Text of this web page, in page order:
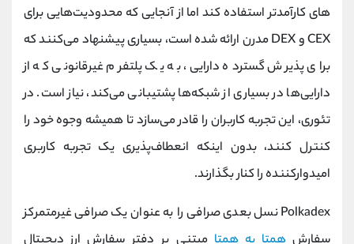
های کارآمدتر استفاده کند اما از آنجایی که محدودیت‌هایی برای
CEX و DEX مدرن ارائه شده است، بسیاری پیشنهاد می‌کنند که
برای پذیرش گسترده دارایی، به یک پلتفرم غیرقانونی که از
دارایی‌ها در بسیاری از شبکه‌ها پشتیبانی می‌کند، نیاز است. در
تئوری، این تجربه کاربران را قادر می‌سازد تا همیشه وجوه خود را
کنترل کنند، بدون اینکه انعطاف‌پذیری یک تجربه کاربری
امیدوارکننده را کنار بگذارند.
Polkadex نسل بعدی صرافی را به عنوان یک صرافی غیرمتمرکز